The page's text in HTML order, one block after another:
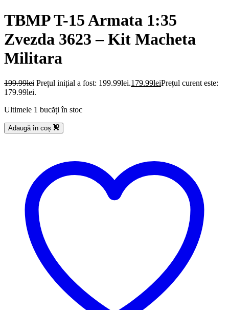
TBMP T-15 Armata 1:35
Zvezda 3623 – Kit Macheta
Militara
199.99lei Prețul inițial a fost: 199.99lei.179.99leiPrețul curent este:
179.99lei.
Ultimele 1 bucăți în stoc
Adaugă în coș